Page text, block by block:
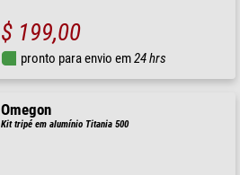
$ 199,00
pronto para envio em24 hrs
Omegon
Kit tripé em alumínio Titania 500